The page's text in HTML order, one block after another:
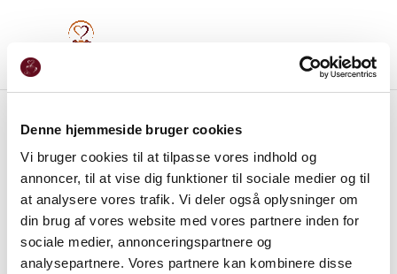
Denne hjemmeside bruger cookies
Vi bruger cookies til at tilpasse vores indhold og
annoncer, til at vise dig funktioner til sociale medier og til
at analysere vores trafik. Vi deler også oplysninger om
din brug af vores website med vores partnere inden for
sociale medier, annonceringspartnere og
analysepartnere. Vores partnere kan kombinere disse